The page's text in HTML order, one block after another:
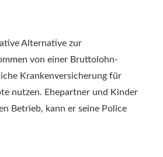
Alternative zur
von einer Bruttolohn-
Kranken­ver­si­che­rung für
nutzen. Ehepartner und Kinder
Betrieb, kann er seine Police